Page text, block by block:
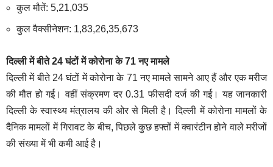
कुल मौतें: 5,21,035
कुल वैक्सीनेशन: 1,83,26,35,673
दिल्ली में बीते 24 घंटों में कोरोना के 71 नए मामले
दिल्ली में बीते 24 घंटों में कोरोना के 71 नए मामले सामने आए हैं और एक मरीज
की मौत हो गई। वहीं संक्रमण दर 0.31 फीसदी दर्ज की गई। यह जानकारी
दिल्ली के स्वास्थ्य मंत्रालय की ओर से मिली है। दिल्ली में कोरोना मामलों के
दैनिक मामलों में गिरावट के बीच, पिछले कुछ हफ्तों में क्वारंटीन होने वाले मरीजों
की संख्या में भी कमी आई है।